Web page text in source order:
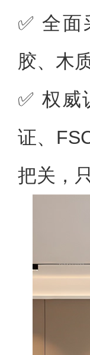
✅ 全
胶、木
✅ 权威
证、
把关，